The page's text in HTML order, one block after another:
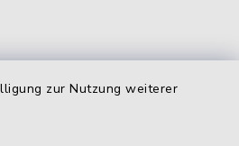
zur Nutzung weiterer